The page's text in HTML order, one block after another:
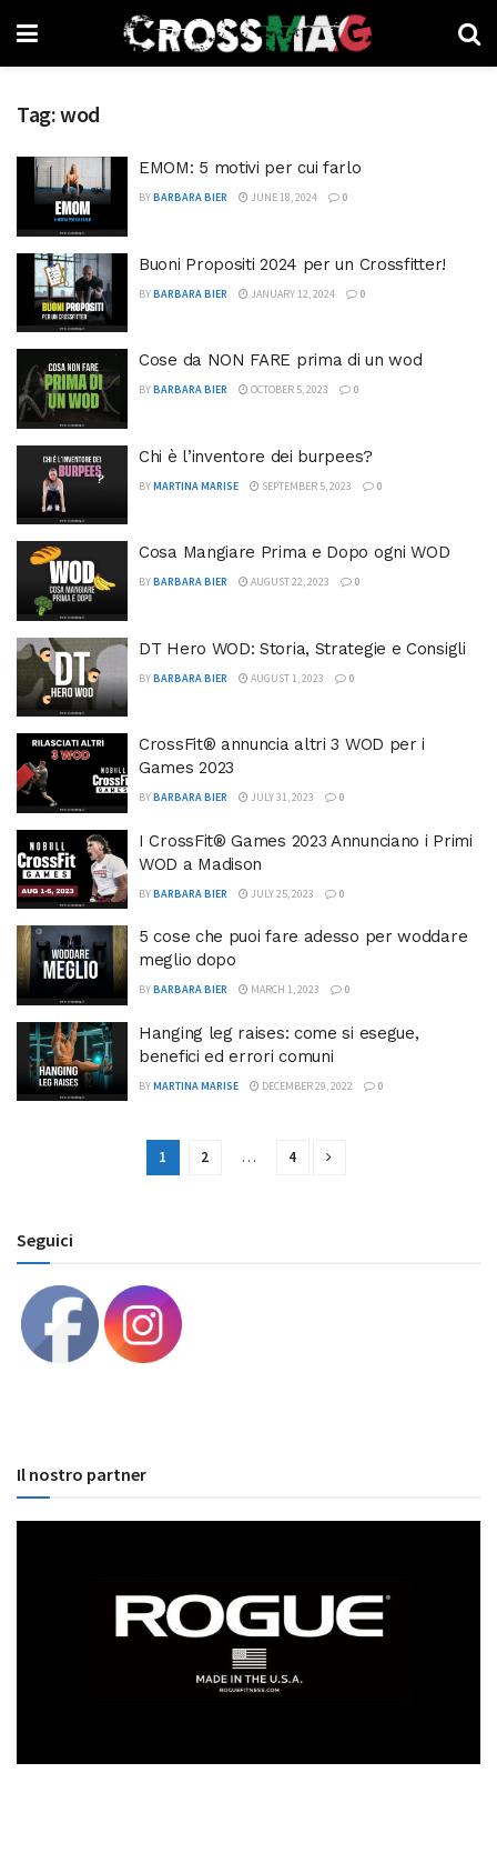
Tag:wod
EMOM: 5 motivi per cui farlo
BYBARBARA BIER JUNE 18, 2024 0
Buoni Propositi 2024 per un Crossfitter!
BYBARBARA BIER JANUARY 12, 2024 0
Cose da NON FARE prima di un wod
BYBARBARA BIER OCTOBER 5, 2023 0
Chi è l’inventore dei burpees?
BYMARTINA MARISE SEPTEMBER 5, 2023 0
Cosa Mangiare Prima e Dopo ogni WOD
BYBARBARA BIER AUGUST 22, 2023 0
DT Hero WOD: Storia, Strategie e Consigli
BYBARBARA BIER AUGUST 1, 2023 0
CrossFit® annuncia altri 3 WOD per i
Games 2023
BYBARBARA BIER JULY 31, 2023 0
I CrossFit® Games 2023 Annunciano i Primi
WOD a Madison
BYBARBARA BIER JULY 25, 2023 0
5 cose che puoi fare adesso per woddare
meglio dopo
BYBARBARA BIER MARCH 1, 2023 0
Hanging leg raises: come si esegue,
benefici ed errori comuni
BYMARTINA MARISE DECEMBER 29, 2022 0
1 2 … 4
Seguici
Il nostro partner